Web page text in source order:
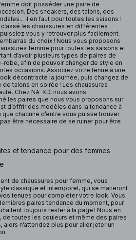
doit posséder une paire de
Des sneakers, des talons, des
il en faut pour toutes les saisons !
classé les chaussures en différentes
vous y retrouver plus facilement.
du choix ! Nous vous proposons
femme pour toutes les saisons et
d’avoir plusieurs types de paires de
robe, afin de pouvoir changer de style en
occasions. Associez votre tenue à une
décontracté la journée, puis changez de
de talons en soirée ! Les chaussures
Chez NA-KD, nous avons
les paires que nous vous proposons sur
d’offrir des modèles dans la tendance à
chacune d’entre vous puisse trouver
être nécessaire de se ruiner pour être
et tendance pour des femmes
de chaussures pour femme, vous
classique et intemporel, qui se marieront
tenues pour compléter votre look. Vous
paires tendance du moment, pour
toujours rester à la page ! Nous en
de toutes les couleurs et même des paires
alors n’attendez plus pour aller jeter un